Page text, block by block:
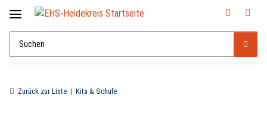
Zurück zur Liste Kita & Schule